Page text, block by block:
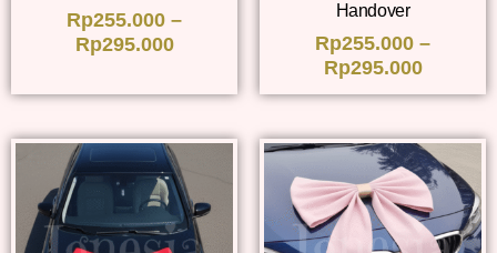
Rp255.000 –
Rp295.000
Handover
Rp255.000 –
Rp295.000